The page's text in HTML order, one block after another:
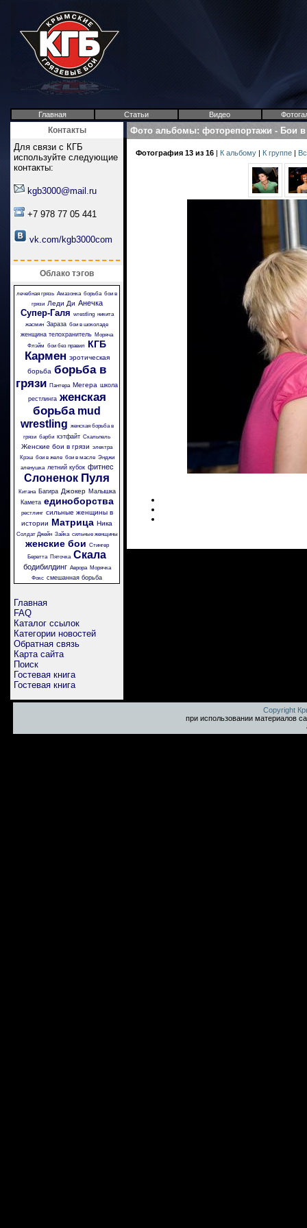
Главная Статьи Видео
Контакты
Для связи с КГБ
используйте следующие
контакты:
kgb3000@mail.ru
+7 978 77 05 441
vk.com/kgb3000com
Облако тэгов
лечебная грязь Амазонка борьба бои в
грязи
Леди Ди Анечка
Супер-Галя wrestling никита
жасмин Зараза бои в шоколаде
женщина телохранитель Моряча
Флэйм бои без правил КГБ
Кармен эротическая
борьба борьба в
грязи Пантера Мегера школа
рестлинга женская
борьба mud
wrestling женская борьба в
грязи барби кэтфайт Скальпель
Женские бои в грязи электра
Крэш бои в желе бои в масле Энджи
аленушка летний кубок фитнес
Слоненок Пуля
Китана Багира Джокер Малышка
Камета единоборства
рестлинг сильные женщины в
истории Матрица Ника
Солдат Джейн Зайка сильные женщины
женские бои Стингер
Беретта Пяточка Скала
бодибилдинг Аврора
Морячка
Фокс смешанная борьба
Главная
FAQ
Каталог ссылок
Категории новостей
Обратная связь
Карта сайта
Поиск
Гостевая книга
Гостевая книга
Фото альбомы: фоторепортажи - Бои
Фотография 13 из 16 | К альбому | К группе |
Copyright
при использовании материалов